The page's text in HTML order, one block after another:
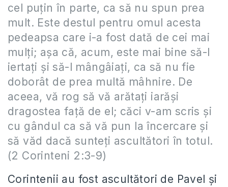
cel puţin în parte, ca să nu spun prea
mult. Este destul pentru omul acesta
pedeapsa care i-a fost dată de cei mai
mulţi; aşa că, acum, este mai bine să-l
iertaţi şi să-l mângâiaţi, ca să nu fie
doborât de prea multă mâhnire. De
aceea, vă rog să vă arătaţi iarăşi
dragostea faţă de el; căci v-am scris şi
cu gândul ca să vă pun la încercare şi
să văd dacă sunteţi ascultători în totul.
(2 Corinteni 2:3-9)
Corintenii au fost ascultători de Pavel și